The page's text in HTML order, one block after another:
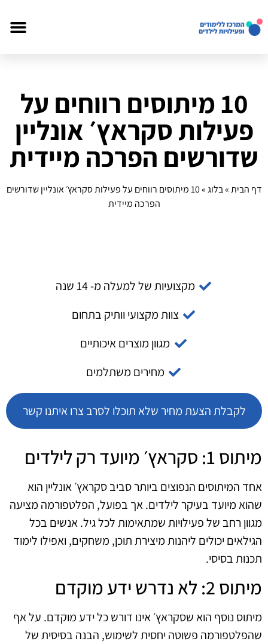
10 מיתוסים רווחים על
פעילות סקראץ׳ אונליין
שדורשים הפרכה מיידית
דף הבית»בלוג»
10 מיתוסים רווחים על פעילות סקראץ׳ אונליין שדורשים
הפרכה מיידית
מקצועיות של למעלה מ- 14 שנה
צוות מקצועי וותיק בתחום
מגוון מוצרים איכותיים
מחירים משתלמים
לקבלת הצעת מחיר שלא תוכלו לסרב צרו איתנו קשר
מיתוס 1: סקראץ׳ מיועד רק לילדים
אחד המיתוסים הנפוצים ביותר סביב סקראץ׳ אונליין הוא
שהוא מיועד בעיקר לילדים. אך בפועל, הפלטפורמה מציעה
מגוון רחב של פעילויות שמתאימות לכל גיל. אנשים בכל
הגילאים יכולים ליהנות מיצירת תוכן, משחקים, ואפילו לימוד
תכנות בסיסי.
מיתוס 2: לא נדרש ידע מוקדם
מיתוס נוסף הוא שסקראץ׳ אינו דורש כל ידע מוקדם. על אף
שהפלטפורמה פשוטה יחסית לשימוש, הבנה בסיסית של